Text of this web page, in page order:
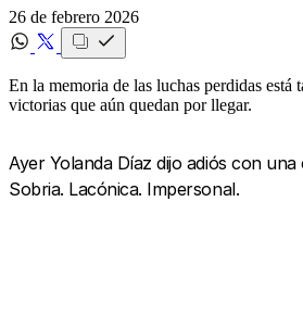
26 de febrero 2026
En la memoria de las luchas perdidas está
victorias que aún quedan por llegar.
Ayer Yolanda Díaz dijo adiós con
Sobria. Lacónica. Impersonal.